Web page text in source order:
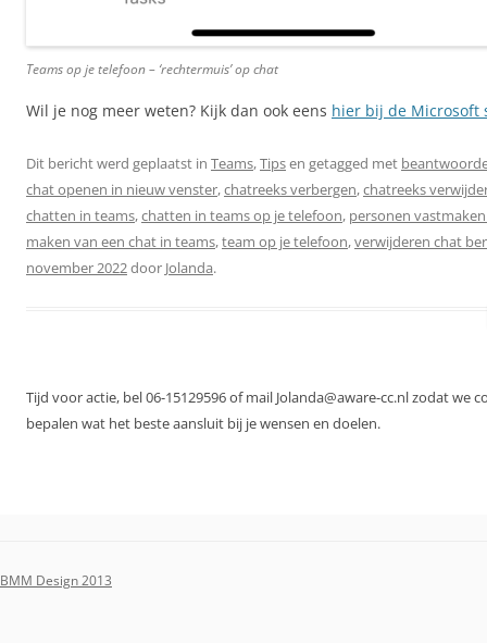
Teams op je telefoon – ‘rechtermuis’ op chat
Wil je nog meer weten? Kijk dan ook eens hier bij de Microsoft
Dit bericht werd geplaatst in Teams,Tipsen getagged met
chat openen in nieuw venster,chatreeks verbergen,chatreeks
chatten in teams,chatten in teams op je telefoon, personen
maken van een chat in teams,team op je telefoon,verwijderen chat
november 2022door Jolanda.
Tijd voor actie, bel 06-15129596 of mail Jolanda@aware-cc.nl zodat we
bepalen wat het beste aansluit bij je wensen en doelen.
BMM Design 2013